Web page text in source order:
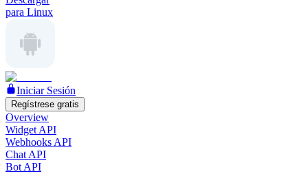
para Linux
Iniciar Sesión
Regístrese gratis
Overview
Widget API
Webhooks API
Chat API
Bot API